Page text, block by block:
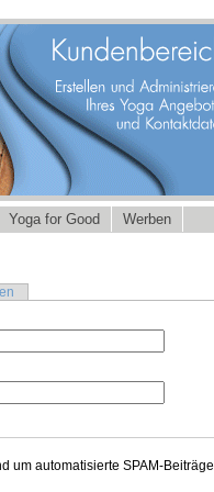
Yoga for Good Werben
um automatisierte SPAM-Beiträge